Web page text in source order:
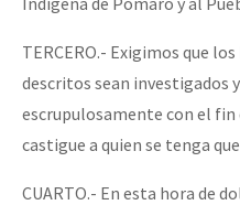
TERCERO.- Exigimos que
descritos sean investigados
escrupulosamente con el fin
castigue a quien se tenga
CUARTO.- En esta hora de